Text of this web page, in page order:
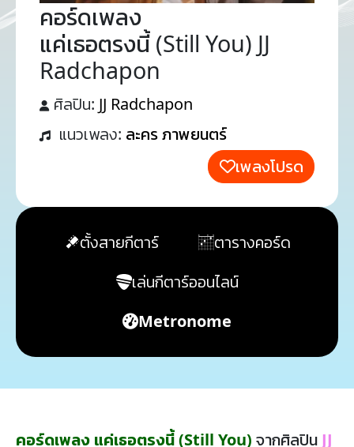
คอร์ดเพลง
แค่เธอตรงนี้ (Still You) JJ
Radchapon
ศิลปิน: JJ Radchapon
แนวเพลง: ละคร ภาพยนตร์
เพลงโปรด
ตั้งสายกีตาร์
ตารางคอร์ด
เล่นกีตาร์ออนไลน์
Metronome
คอร์ดเพลง แค่เธอตรงนี้ (Still You) จากศิลปิน JJ